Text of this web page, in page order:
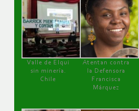
Valle de Elqui
sin minería.
Chile
Atentan contra
la Defensora
Francisca
Márquez